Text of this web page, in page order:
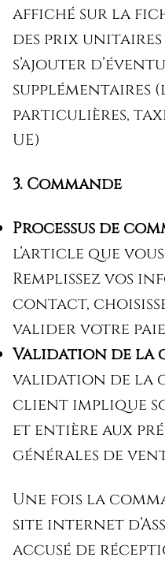
affiché sur la
des prix unitaires
s’ajouter
supplémentaires
particulières,
UE)
3. Commande
Processus de
l’article que
Remplissez vos
contact,
valider votre
Validation de la
validation de la
client implique
et entière aux
générales de
Une fois la
site internet
accusé de